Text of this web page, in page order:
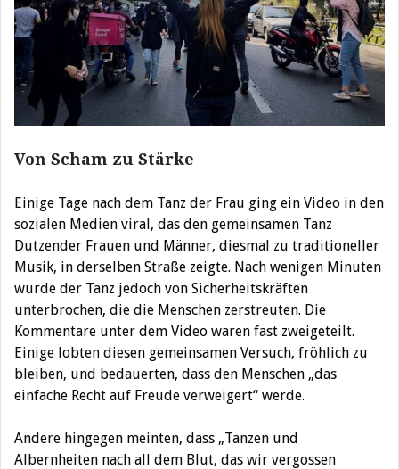
Von Scham zu Stärke
Einige Tage nach dem Tanz der Frau ging ein Video in den
sozialen Medien viral, das den gemeinsamen Tanz
Dutzender Frauen und Männer, diesmal zu traditioneller
Musik, in derselben Straße zeigte. Nach wenigen Minuten
wurde der Tanz jedoch von Sicherheitskräften
unterbrochen, die die Menschen zerstreuten. Die
Kommentare unter dem Video waren fast zweigeteilt.
Einige lobten diesen gemeinsamen Versuch, fröhlich zu
bleiben, und bedauerten, dass den Menschen „das
einfache Recht auf Freude verweigert“ werde.
Andere hingegen meinten, dass „Tanzen und
Albernheiten nach all dem Blut, das wir vergossen